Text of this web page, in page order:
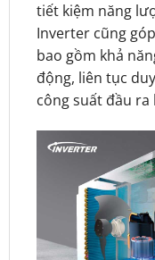
tiết kiệm năng
Inverter cũng
bao gồm khả
động, liên tục
công suất đầu